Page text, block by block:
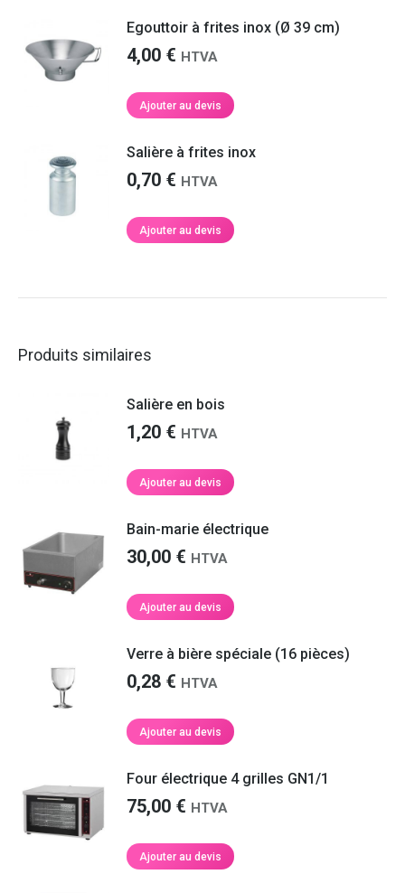
Egouttoir à frites inox (Ø 39 cm)
4,00 € HTVA
Ajouter au devis
Salière à frites inox
0,70 € HTVA
Ajouter au devis
Produits similaires
Salière en bois
1,20 € HTVA
Ajouter au devis
Bain-marie électrique
30,00 € HTVA
Ajouter au devis
Verre à bière spéciale (16 pièces)
0,28 € HTVA
Ajouter au devis
Four électrique 4 grilles GN1/1
75,00 € HTVA
Ajouter au devis